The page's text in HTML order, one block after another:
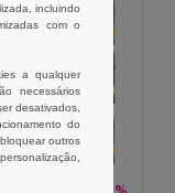
incluindo
com o
a qualquer
necessários
desativados,
do
outros